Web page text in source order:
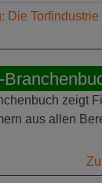
Die Torfindustrie
zeigt
aus allen